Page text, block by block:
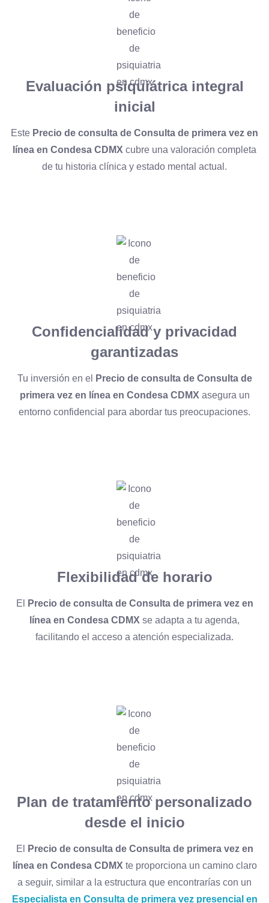
Evaluación psiquiátrica integral
inicial
Este Precio de consulta de Consulta de primera vez en
línea en Condesa CDMX cubre una valoración completa
de tu historia clínica y estado mental actual.
Confidencialidad y privacidad
garantizadas
Tu inversión en el
Precio de consulta de Consulta de
primera vez en línea en Condesa CDMX asegura un
entorno confidencial para abordar tus preocupaciones.
Flexibilidad de horario
El
Precio de consulta de Consulta de primera vez en
línea en Condesa CDMX se adapta a tu agenda,
facilitando el acceso a atención especializada.
Plan de tratamiento personalizado
desde el inicio
El
Precio de consulta de Consulta de primera vez en
línea en Condesa CDMX te proporciona un camino claro
a seguir, similar a la estructura que encontrarías con un
Especialista en Consulta de primera vez presencial en